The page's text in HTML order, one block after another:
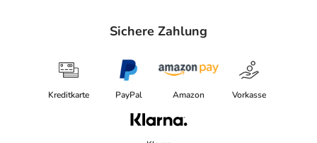
Sichere Zahlung
Kreditkarte PayPal Amazon Vorkasse